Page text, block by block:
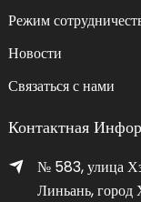
Режим
Новости
Связаться с нами
Контактная
№ 583, улица
Линьань,